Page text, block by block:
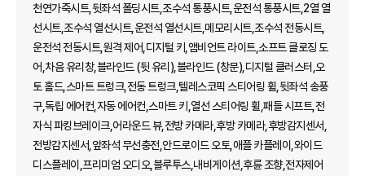
천연가죽시트,뒷좌석 폴딩시트,조수석 통풍시트,운전석 통풍시트,2열 열
선시트,조수석 열선시트,운전석 열선시트,메모리시트,조수석 전동시트,
운전석 전동시트,원격 제어,디지털 키,앰비언트 라이트,소프트 클로징 도
어,차음 유리창,블라인드 (뒷 유리),블라인드 (창문),디지털 클러스터,오
토 홀드,스마트 트렁크,전동 트렁크,텔레스코픽 스티어링 휠,뒷좌석 송풍
구,독립 에어컨,자동 에어컨,스마트 키,열선 스티어링 휠,패들 시프트,전
자식 파킹브레이크,어라운드 뷰,전방 카메라,후방 카메라,후방감지센서,
전방감지센서,앞좌석 무선충전,안드로이드 오토,애플 카플레이,와이드
디스플레이,프리미엄 오디오,블루투스,내비게이션,후륜 조향,전자제어